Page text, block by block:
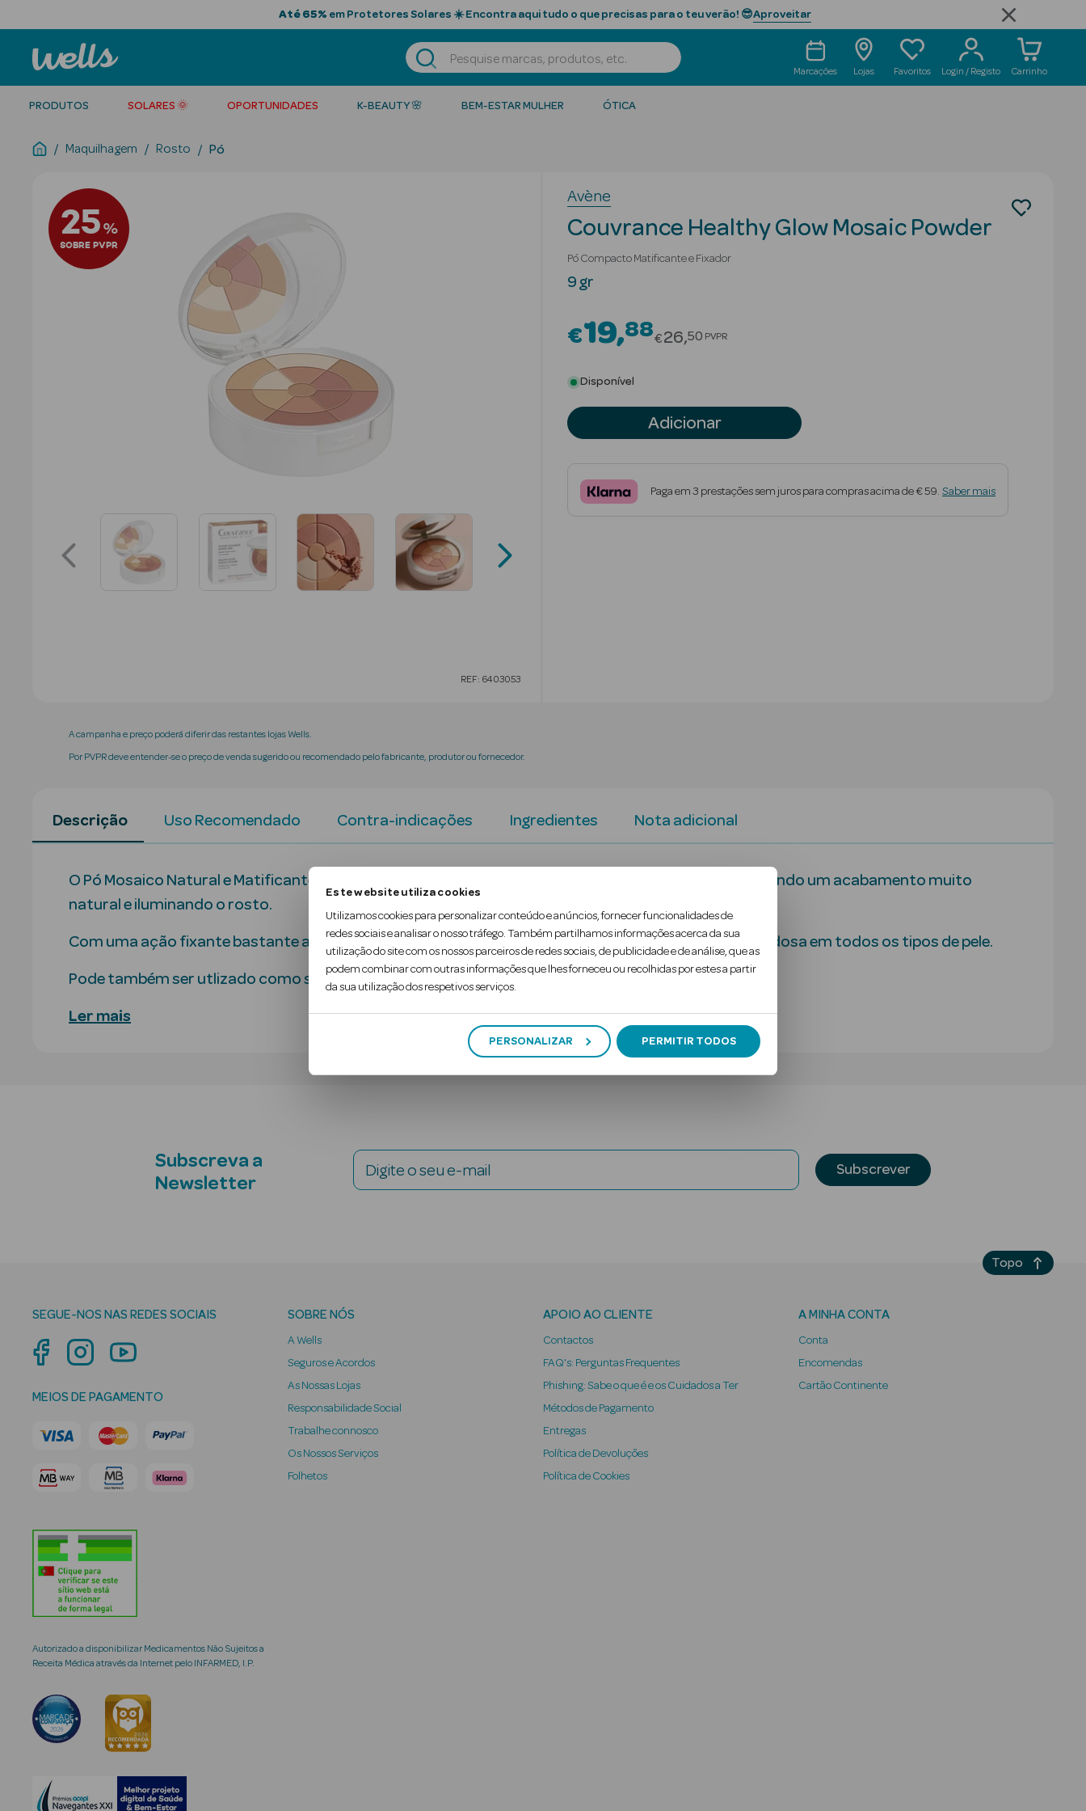
Este website utiliza cookies
Utilizamos cookies para personalizar conteúdo e anúncios, fornecer funcionalidades de
redes sociais e analisar o nosso tráfego. Também partilhamos informações acerca da sua
utilização do site com os nossos parceiros de redes sociais, de publicidade e de análise, que as
podem combinar com outras informações que lhes forneceu ou recolhidas por estes a partir
da sua utilização dos respetivos serviços.
PERSONALIZAR PERMITIR TODOS
Até 65% em Protetores Solares ☀️ Encontra aqui tudo o que precisas para o teu verão! 😎Aproveitar
Marcações Lojas Favoritos Login / Registo Carrinho
PRODUTOS SOLARES 🌞 OPORTUNIDADES K-BEAUTY 🌸 BEM-ESTAR MULHER ÓTICA
Maquilhagem Rosto Pó
25%
SOBRE PVPR
REF: 6403053
Avène
Couvrance Healthy Glow Mosaic Powder
Pó Compacto Matificante e Fixador
9 gr
€19 88Price reduced from
€26 50 PVPR
Disponível
Adicionar
Paga em 3 prestações sem juros para compras acima de € 59. Saber mais
A campanha e preço poderá diferir das restantes lojas Wells.
Por PVPR deve entender-se o preço de venda sugerido ou recomendado pelo fabricante, produtor ou fornecedor.
Descrição Uso Recomendado Contra-indicações Ingredientes Nota adicional
O Pó Mosaico Natural e Matificante Couvrance da Avène, matifica e fixa a maquilhagem, proporcionando um acabamento muito
natural e iluminando o rosto.
Com uma ação fixante bastante alta, consegue resistir à água e ao suor, oferecendo uma película sedosa em todos os tipos de pele.
Pode também ser utlizado como sombra para os olhos e como base de …
Ler mais
Subscreva a
Newsletter
Digite o seu e-mail Subscrever
SEGUE-NOS NAS REDES SOCIAIS
MEIOS DE PAGAMENTO
Autorizado a disponibilizar Medicamentos Não Sujeitos a
Receita Médica através da Internet pelo INFARMED, I.P.
SOBRE NÓS
A Wells
Seguros e Acordos
As Nossas Lojas
Responsabilidade Social
Trabalhe connosco
Os Nossos Serviços
Folhetos
APOIO AO CLIENTE
Contactos
FAQ's: Perguntas Frequentes
Phishing: Sabe o que é e os Cuidados a Ter
Métodos de Pagamento
Entregas
Política de Devoluções
Política de Cookies
A MINHA CONTA
Conta
Encomendas
Cartão Continente
Topo